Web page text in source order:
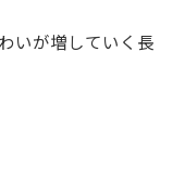
いが増していく長